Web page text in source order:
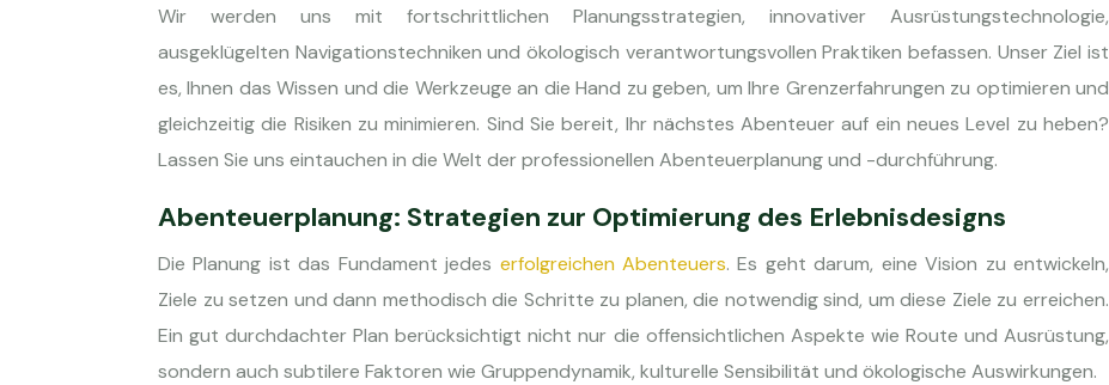
Wir werden uns mit fortschrittlichen Planungsstrategien, innovativer Ausrüstungstechnologie,
ausgeklügelten Navigationstechniken und ökologisch verantwortungsvollen Praktiken befassen. Unser Ziel ist
es, Ihnen das Wissen und die Werkzeuge an die Hand zu geben, um Ihre Grenzerfahrungen zu optimieren und
gleichzeitig die Risiken zu minimieren. Sind Sie bereit, Ihr nächstes Abenteuer auf ein neues Level zu heben?
Lassen Sie uns eintauchen in die Welt der professionellen Abenteuerplanung und -durchführung.
Abenteuerplanung: Strategien zur Optimierung des Erlebnisdesigns
Die Planung ist das Fundament jedes erfolgreichen Abenteuers. Es geht darum, eine Vision zu entwickeln,
Ziele zu setzen und dann methodisch die Schritte zu planen, die notwendig sind, um diese Ziele zu erreichen.
Ein gut durchdachter Plan berücksichtigt nicht nur die offensichtlichen Aspekte wie Route und Ausrüstung,
sondern auch subtilere Faktoren wie Gruppendynamik, kulturelle Sensibilität und ökologische Auswirkungen.